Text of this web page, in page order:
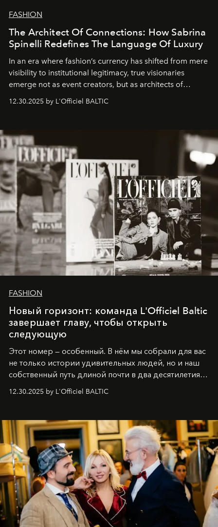
FASHION
The Architect Of Connections: How Sabrina
Spinelli Redefines The Language Of Luxury
In an era where fashion’s currency has shifted from mere
visibility to institutional legitimacy, true visionaries
emerge not as event creators, but as architects of
ecosystems.
Sabrina Spinelli
brand strategist with three decades of mastery in luxury,
framework where creativity, commerce, and culture
converge with surgical precision.
12.30.2025 by L'Officiel BALTIC
FASHION
Новый горизонт: команда L'Officiel Baltic
завершает главу, чтобы открыть
следующую
Этот номер — особенный. В нём мы собрали для вас
не только истории удивительных людей, но и наш
собственный путь длиной почти в два десятилетия.
Вместо привычного подведения итогов мы от всей
души говорим спасибо каждому, кто был с нами все
самыми искренними пожеланиями и теплом, ваша
командаL’Officiel Baltic .
12.30.2025 by L'Officiel BALTIC